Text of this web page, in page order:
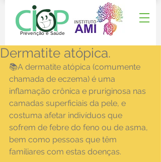
Prevenção e Saúde
Dermatite atópica.
📚A dermatite atópica (comumente
chamada de eczema) é uma
inflamação crônica e pruriginosa nas
camadas superficiais da pele, e
costuma afetar indivíduos que
sofrem de febre do feno ou de asma,
bem como pessoas que têm
familiares com estas doenças.